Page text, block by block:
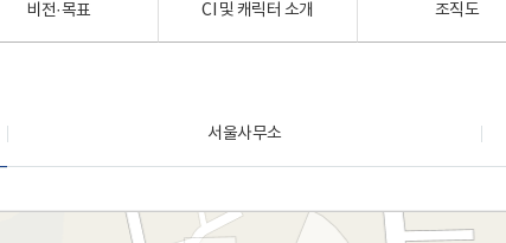
비전·목표 CI 및 캐릭터 소개 조직도
서울사무소